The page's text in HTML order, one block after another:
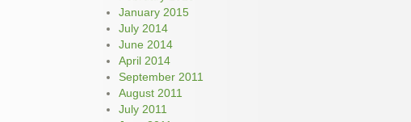
January 2015
July 2014
June 2014
April 2014
September 2011
August 2011
July 2011